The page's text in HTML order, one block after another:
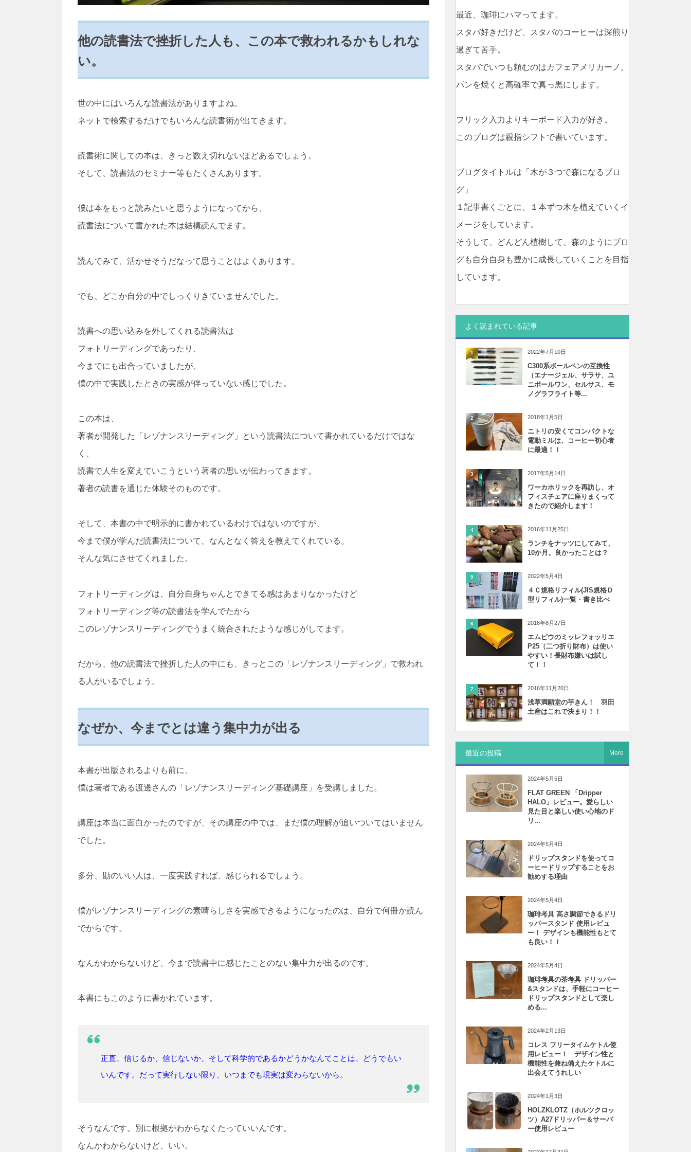
他の読書法で挫折した人も、この本で救われるかもしれな
い。
世の中にはいろんな読書法がありますよね。
ネットで検索するだけでもいろんな読書術が出てきます。
読書術に関しての本は、きっと数え切れないほどあるでしょう。
そして、読書法のセミナー等もたくさんあります。
僕は本をもっと読みたいと思うようになってから、
読書法について書かれた本は結構読んでます。
読んでみて、活かせそうだなって思うことはよくあります。
でも、どこか自分の中でしっくりきていませんでした。
読書への思い込みを外してくれる読書法は
フォトリーディングであったり、
今までにも出合っていましたが、
僕の中で実践したときの実感が伴っていない感じでした。
この本は、
著者が開発した「レゾナンスリーディング」という読書法について書かれているだけではな
く、
読書で人生を変えていこうという著者の思いが伝わってきます。
著者の読書を通じた体験そのものです。
そして、本書の中で明示的に書かれているわけではないのですが、
今まで僕が学んだ読書法について、なんとなく答えを教えてくれている。
そんな気にさせてくれました。
フォトリーディングは、自分自身ちゃんとできてる感はあまりなかったけど
フォトリーディング等の読書法を学んでたから
このレゾナンスリーディングでうまく統合されたような感じがしてます。
だから、他の読書法で挫折した人の中にも、きっとこの「レゾナンスリーディング」で救われ
る人がいるでしょう。
なぜか、今までとは違う集中力が出る
本書が出版されるよりも前に、
僕は著者である渡邊さんの「レゾナンスリーディング基礎講座」を受講しました。
講座は本当に面白かったのですが、その講座の中では、まだ僕の理解が追いついてはいません
でした。
多分、勘のいい人は、一度実践すれば、感じられるでしょう。
僕がレゾナンスリーディングの素晴らしさを実感できるようになったのは、自分で何冊か読ん
でからです。
なんかわからないけど、今まで読書中に感じたことのない集中力が出るのです。
本書にもこのように書かれています。
正直、信じるか、信じないか、そして科学的であるかどうかなんてことは、どうでもい
いんです。だって実行しない限り、いつまでも現実は変わらないから。
そうなんです。別に根拠がわからなくたっていいんです。
なんかわからないけど、いい。
最近、珈琲にハマってます。
スタバ好きだけど、スタバのコーヒーは深煎り
過ぎて苦手。
スタバでいつも頼むのはカフェアメリカーノ。
パンを焼くと高確率で真っ黒にします。
フリック入力よりキーボード入力が好き。
このブログは親指シフトで書いています。
ブログタイトルは「木が３つで森になるブロ
グ」
１記事書くごとに、１本ずつ木を植えていくイ
メージをしています。
そうして、どんどん植樹して、森のようにブロ
グも自分自身も豊かに成長していくことを目指
しています。
よく読まれている記事
1 2022年7月10日
C300系ボールペンの互換性
（エナージェル、サラサ、ユ
ニボールワン、セルサス、モ
ノグラフライト等...
2 2018年1月5日
ニトリの安くてコンパクトな
電動ミルは、コーヒー初心者
に最適！！
3 2017年5月14日
ワーカホリックを再訪し、オ
フィスチェアに座りまくって
きたので紹介します！
4 2016年11月25日
ランチをナッツにしてみて、
10か月。良かったことは？
5 2022年5月4日
４Ｃ規格リフィル(JIS規格Ｄ
型リフィル)一覧・書き比べ
6 2016年8月27日
エムピウのミッレフォッリエ
P25（二つ折り財布）は使い
やすい！長財布嫌いは試し
て！！
7 2016年11月20日
浅草満願堂の芋きん！ 羽田
土産はこれで決まり！！
最近の投稿
2024年5月5日
FLAT GREEN 「Dripper
HALO」レビュー。愛らしい
見た目と楽しい使い心地のド
リ...
2024年5月4日
ドリップスタンドを使ってコ
ーヒードリップすることをお
勧めする理由
2024年5月4日
珈琲考具 高さ調節できるドリ
ッパースタンド 使用レビュ
ー！ デザインも機能性もとて
も良い！！
2024年5月4日
珈琲考具の茶考具 ドリッパー
&スタンドは、手軽にコーヒー
ドリップスタンドとして楽し
める...
2024年2月13日
コレス フリータイムケトル使
用レビュー！ デザイン性と
機能性を兼ね備えたケトルに
出会えてうれしい
2024年1月3日
HOLZKLOTZ（ホルツクロッ
ツ）A27ドリッパー＆サーバ
ー使用レビュー
More